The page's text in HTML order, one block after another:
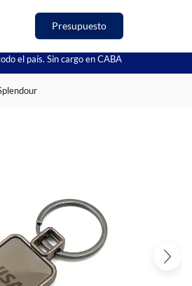
Presupuesto
el país. Sin cargo en CABA